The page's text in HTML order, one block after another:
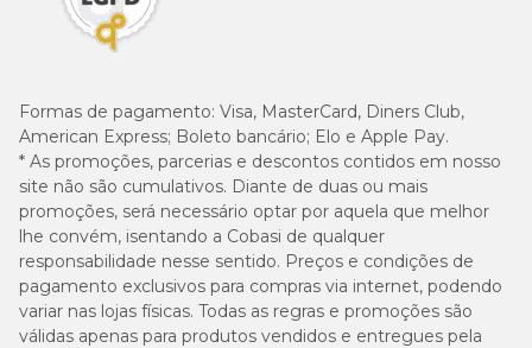
Formas de pagamento: Visa, MasterCard, Diners Club,
American Express; Boleto bancário; Elo e Apple Pay.
* As promoções, parcerias e descontos contidos em nosso
site não são cumulativos. Diante de duas ou mais
promoções, será necessário optar por aquela que melhor
lhe convém, isentando a Cobasi de qualquer
responsabilidade nesse sentido. Preços e condições de
pagamento exclusivos para compras via internet, podendo
variar nas lojas físicas. Todas as regras e promoções são
válidas apenas para produtos vendidos e entregues pela